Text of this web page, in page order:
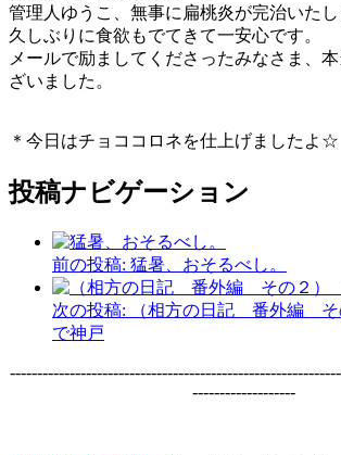
管理人ゆうこ、無事に扁桃炎が完治いたし
久しぶりに食欲もでてきて一安心です。
メールで励ましてくださったみなさま、
ざいました。
＊今日はチョココロネを仕上げましたよ☆
投稿ナビゲーション
前の投稿: 猛暑、おそるべし。
次の投稿:
（相方の日記 番外編
で神戸
-------------------